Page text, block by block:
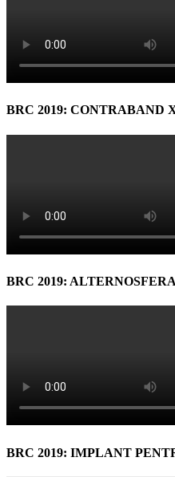
BRC 2019: CONTRABAND
BRC 2019: ALTERNOSFERA
BRC 2019: IMPLANT